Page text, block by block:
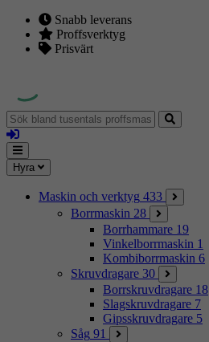
Snabb leverans
Proffsverktyg
Prisvärt
Sök
bland
tusentals
proffsmaskiner
Logga
in
Mina
sidor
Meny
Hyra
Maskin och verktyg 433
Borrmaskin 28
Borrhammare 19
Vinkelborrmaskin 1
Kombiborrmaskin 6
Skruvdragare 30
Borrskruvdragare 18
Slagskruvdragare 7
Gipsskruvdragare 5
Såg 91